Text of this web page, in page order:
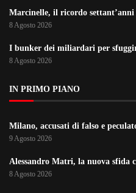
Marcinelle, il ricordo
8 Agosto 2026
I bunker dei miliardari per
8 Agosto 2026
IN PRIMO PIANO
Milano, accusati di falso e
9 Agosto 2026
Alessandro Matri, la nuova sfida
8 Agosto 2026